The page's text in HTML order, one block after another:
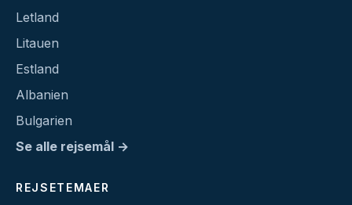
Letland
Litauen
Estland
Albanien
Bulgarien
Se alle rejsemål →
REJSETEMAER